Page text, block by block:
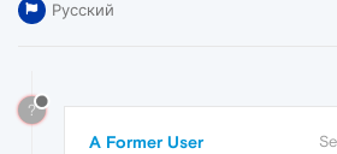
Русский
?
A Former User